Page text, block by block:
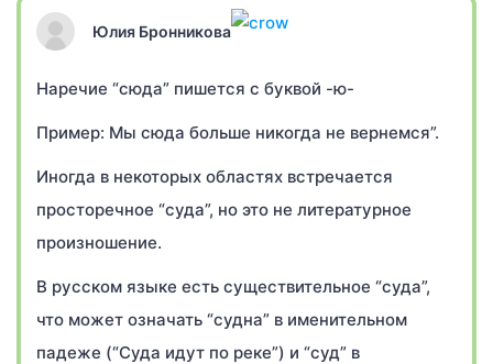
Юлия Бронникова
Наречие “сюда” пишется с буквой -ю-
Пример: Мы сюда больше никогда не вернемся”.
Иногда в некоторых областях встречается
просторечное “суда”, но это не литературное
произношение.
В русском языке есть существительное “суда”,
что может означать “судна” в именительном
падеже (“Суда идут по реке”) и “суд” в